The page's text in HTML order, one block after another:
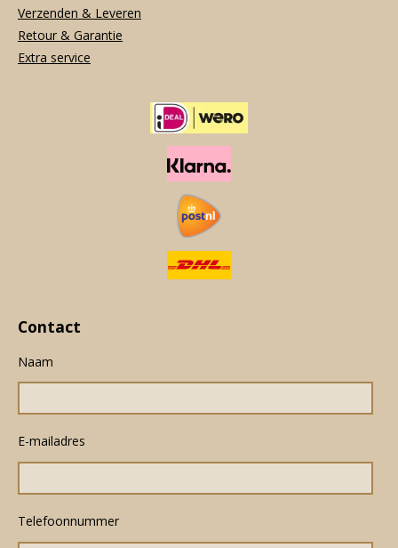
Verzenden & Leveren
Retour & Garantie
Extra service
Contact
Naam
E-mailadres
Telefoonnummer